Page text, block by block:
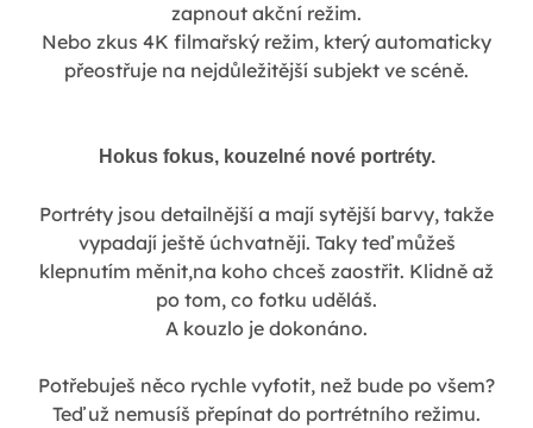
zapnout akční režim.
Nebo zkus 4K filmařský režim, který automaticky
přeostřuje na nejdůležitější subjekt ve scéně.
Hokus fokus, kouzelné nové portréty.
Portréty jsou detailnější a mají sytější barvy, takže
vypadají ještě úchvatněji. Taky teď můžeš
klepnutím měnit,na koho chceš zaostřit. Klidně až
po tom, co fotku uděláš.
A kouzlo je dokonáno.
Potřebuješ něco rychle vyfotit, než bude po všem?
Teď už nemusíš přepínat do portrétního režimu.